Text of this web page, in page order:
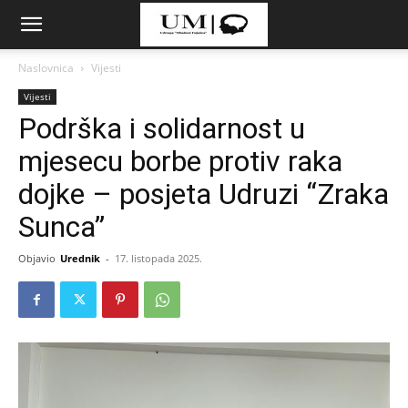
Naslovnica Vijesti
Vijesti
Podrška i solidarnost u
mjesecu borbe protiv raka
dojke – posjeta Udruzi “Zraka
Sunca”
Objavio Urednik - 17. listopada 2025.